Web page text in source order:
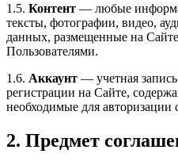
1.5. Контент — любые
тексты, фотографии, видео,
данных, размещенные на
Пользователями.
1.6. Аккаунт — учетная
регистрации на Сайте,
необходимые для авторизации
2. Предмет